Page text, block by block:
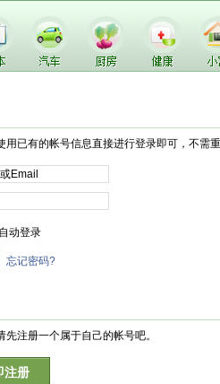
用已有的帐号信息直接进行登录即可，不需
动登录
忘记密码?
注册一个属于自己的帐号吧。
注册